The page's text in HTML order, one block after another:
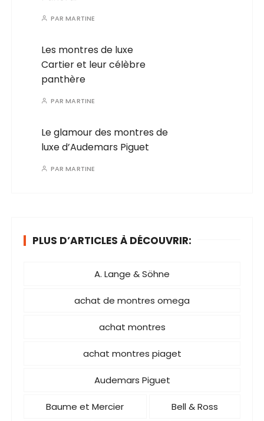
PARMARTINE
Les montres de luxe
Cartier et leur célèbre
panthère
PARMARTINE
Le glamour des montres de
luxe d’Audemars Piguet
PARMARTINE
PLUS D’ARTICLES À DÉCOUVRIR:
A. Lange & Söhne
achat de montres omega
achat montres
achat montres piaget
Audemars Piguet
Baume et Mercier Bell & Ross